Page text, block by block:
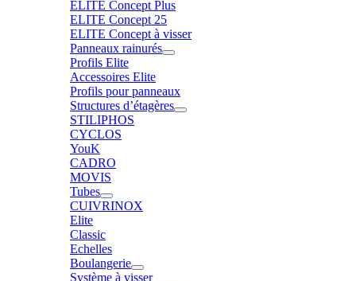
ELITE Concept Plus
ELITE Concept 25
ELITE Concept à visser
Panneaux rainurés
Profils Elite
Accessoires Elite
Profils pour panneaux
Structures d’étagères
STILIPHOS
CYCLOS
YouK
CADRO
MOVIS
Tubes
CUIVRINOX
Elite
Classic
Echelles
Boulangerie
Système à visser